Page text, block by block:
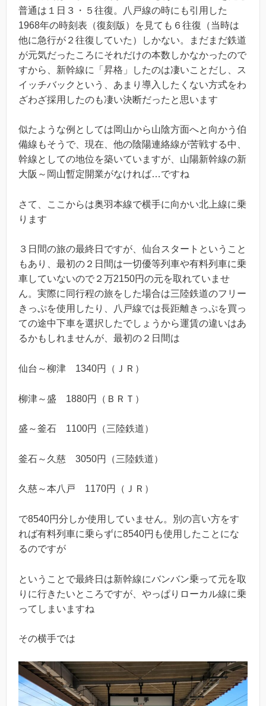
普通は１日３・５往復。八戸線の時にも引用した
1968年の時刻表（復刻版）を見ても６往復（当時は
他に急行が２往復していた）しかない。まだまだ鉄道
が元気だったころにそれだけの本数しかなかったので
すから、新幹線に「昇格」したのは凄いことだし、ス
イッチバックという、あまり導入したくない方式をわ
ざわざ採用したのも凄い決断だったと思います
似たような例としては岡山から山陰方面へと向かう伯
備線もそうで、現在、他の陰陽連絡線が苦戦する中、
幹線としての地位を築いていますが、山陽新幹線の新
大阪～岡山暫定開業がなければ…ですね
さて、ここからは奥羽本線で横手に向かい北上線に乗
ります
３日間の旅の最終日ですが、仙台スタートということ
もあり、最初の２日間は一切優等列車や有料列車に乗
車していないので２万2150円の元を取れていませ
ん。実際に同行程の旅をした場合は三陸鉄道のフリー
きっぷを使用したり、八戸線では長距離きっぷを買っ
ての途中下車を選択したでしょうから運賃の違いはあ
るかもしれませんが、最初の２日間は
仙台～柳津 1340円（ＪＲ）
柳津～盛 1880円（ＢＲＴ）
盛～釜石 1100円（三陸鉄道）
釜石～久慈 3050円（三陸鉄道）
久慈～本八戸 1170円（ＪＲ）
で8540円分しか使用していません。別の言い方をす
れば有料列車に乗らずに8540円も使用したことにな
るのですが
ということで最終日は新幹線にバンバン乗って元を取
りに行きたいところですが、やっぱりローカル線に乗
ってしまいますね
その横手では